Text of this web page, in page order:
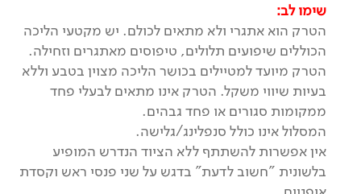
שימו לב:
הטרק הוא אתגרי ולא מתאים לכולם. יש מקטעי הליכה
הכוללים שיפועים תלולים, טיפוסים מאתגרים וזחילה.
הטרק מיועד למטיילים בכושר הליכה מצוין בטבע וללא
בעיות שיווי משקל. הטרק אינו מתאים לבעלי פחד
ממקומות סגורים או פחד גבהים.
המסלול אינו כולל סנפלינג/גלישה.
אין אפשרות להשתתף ללא הציוד הנדרש המופיע
בלשונית "חשוב לדעת" בדגש על שני פנסי ראש וקסדת